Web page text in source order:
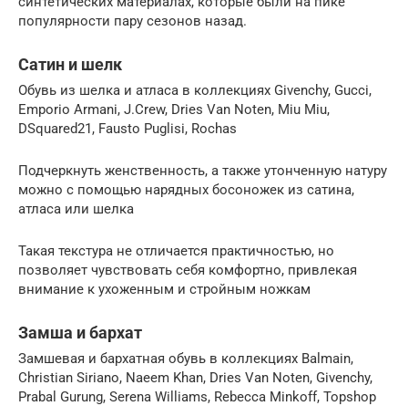
популярности пару сезонов назад.
Сатин и шелк
Обувь из шелка и атласа в коллекциях Givenchy, Gucci,
Emporio Armani, J.Crew, Dries Van Noten, Miu Miu,
DSquared21, Fausto Puglisi, Rochas
Подчеркнуть женственность, а также утонченную натуру
можно с помощью нарядных босоножек из сатина,
атласа или шелка
Такая текстура не отличается практичностью, но
позволяет чувствовать себя комфортно, привлекая
внимание к ухоженным и стройным ножкам
Замша и бархат
Замшевая и бархатная обувь в коллекциях Balmain,
Christian Siriano, Naeem Khan, Dries Van Noten, Givenchy,
Prabal Gurung, Serena Williams, Rebecca Minkoff, Topshop